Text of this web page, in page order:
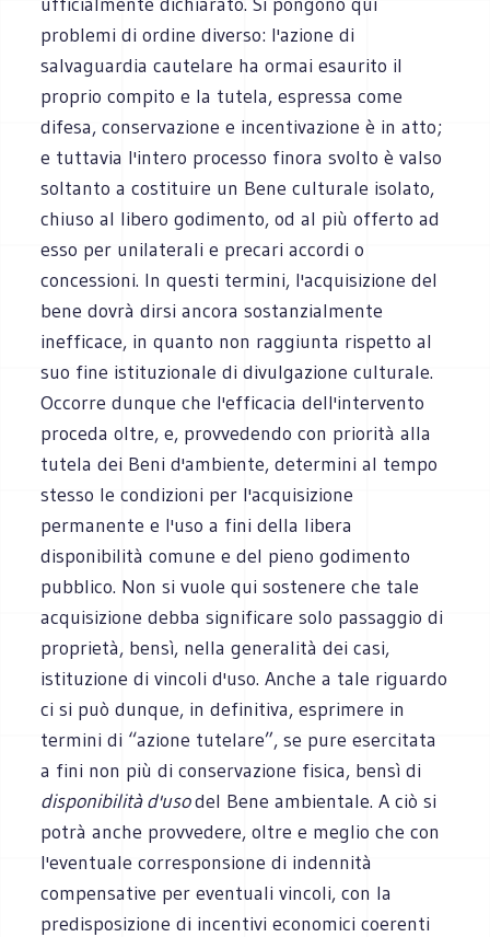
problemi di ordine diverso: l'azione di
salvaguardia cautelare ha ormai esaurito il
proprio compito e la tutela, espressa come
difesa, conservazione e incentivazione è in atto;
e tuttavia l'intero processo finora svolto è valso
soltanto a costituire un Bene culturale isolato,
chiuso al libero godimento, od al più offerto ad
esso per unilaterali e precari accordi o
concessioni. In questi termini, l'acquisizione del
bene dovrà dirsi ancora sostanzialmente
inefficace, in quanto non raggiunta rispetto al
suo fine istituzionale di divulgazione culturale.
Occorre dunque che l'efficacia dell'intervento
proceda oltre, e, provvedendo con priorità alla
tutela dei Beni d'ambiente, determini al tempo
stesso le condizioni per l'acquisizione
permanente e l'uso a fini della libera
disponibilità comune e del pieno godimento
pubblico. Non si vuole qui sostenere che tale
acquisizione debba significare solo passaggio di
proprietà, bensì, nella generalità dei casi,
istituzione di vincoli d'uso. Anche a tale riguardo
ci si può dunque, in definitiva, esprimere in
termini di “azione tutelare”, se pure esercitata
a fini non più di conservazione fisica, bensì di
disponibilità d'usodel Bene ambientale. A ciò si
potrà anche provvedere, oltre e meglio che con
l'eventuale corresponsione di indennità
compensative per eventuali vincoli, con la
predisposizione di incentivi economici coerenti